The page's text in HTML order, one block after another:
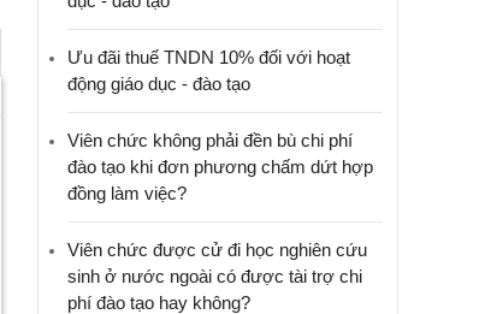
Ưu đãi thuế TNDN 10% đối với hoạt
động giáo dục - đào tạo
Viên chức không phải đền bù chi phí
đào tạo khi đơn phương chấm dứt hợp
đồng làm việc?
Viên chức được cử đi học nghiên cứu
sinh ở nước ngoài có được tài trợ chi
phí đào tạo hay không?